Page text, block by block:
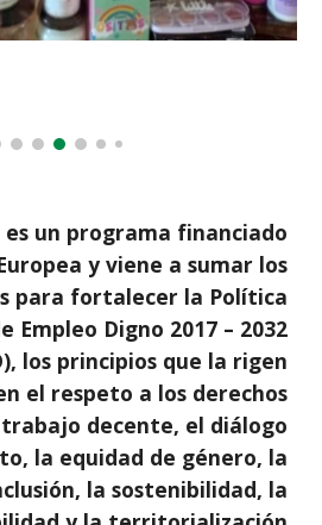
es un programa financiado
y viene a sumar los
para fortalecer la Política
Empleo Digno 2017 – 2032
los principios que la rigen
el respeto a los derechos
decente, el diálogo
la equidad de género, la
la sostenibilidad, la